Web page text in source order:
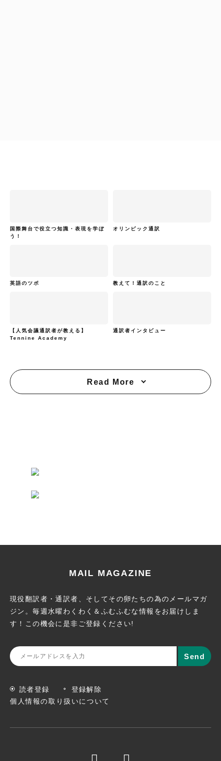
国際舞台で役立つ知識・表現を学ぼ
う！
オリンピック通訳
英語のツボ 教えて！通訳のこと
【人気会議通訳者が教える】
Tennine Academy
通訳者インタビュー
Read More
MAIL MAGAZINE
現役翻訳者・通訳者、そしてその卵たちの為のメールマガ
ジン。毎週水曜わくわく＆ふむふむな情報をお届けしま
す！この機会に 是非ご登録ください!
読者登録
登録解除
個人情報の取り扱いについて